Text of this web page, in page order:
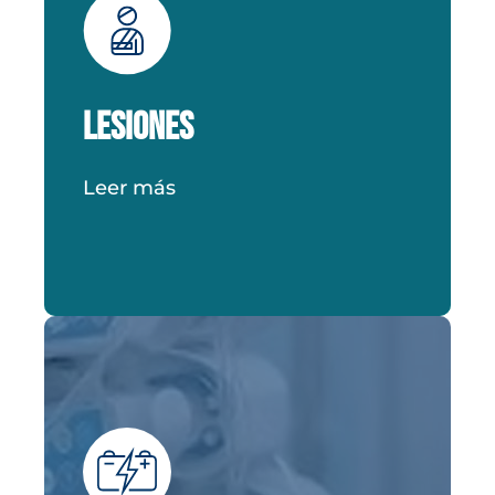
Lesiones
Leer más
lesiones personales, uno de los
pasos más importantes que puedes
tomar es encontrar un abogado de
lesiones personales capacitado que
te guíe a través del proceso, a
por lesiones.
Dispositivos